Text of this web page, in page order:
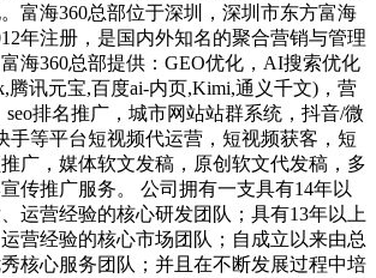
富海360总部位于深圳，深圳市东方富海
年注册，是国内外知名的聚合营销与管理
海360总部提供：GEO优化，AI搜索优化
腾讯元宝,百度ai-内页,Kimi,通义千文)，营
seo排名推广，城市网站站群系统，抖音/微
手等平台短视频代运营，短视频获客，短
广，媒体软文发稿，原创软文代发稿，多
传推广服务。 公司拥有一支具有14年以
、运营经验的核心研发团队；具有13年以上
营经验的核心市场团队；自成立以来由总
核心服务团队；并且在不断发展过程中培